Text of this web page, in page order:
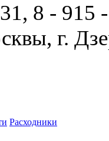
8 - 915
г.
Расходники